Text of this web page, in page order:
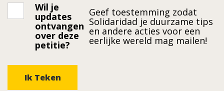
checkmark
Wil je
updates
ontvangen
over deze
petitie?
Geef toestemming zodat
Solidaridad je duurzame tips
en andere acties voor een
eerlijke wereld mag mailen!